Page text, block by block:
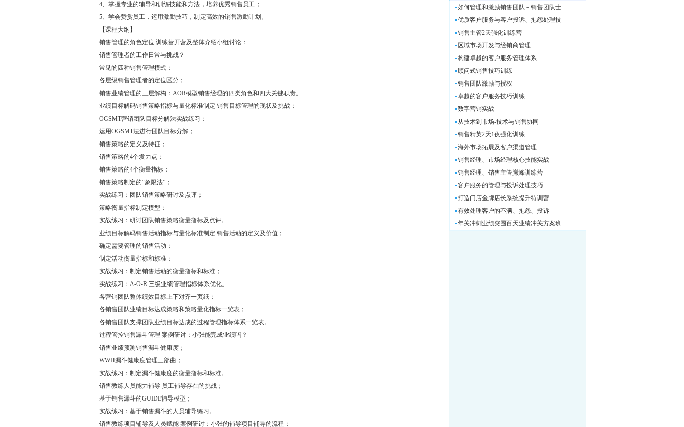
4、掌握专业的辅导和训练技能和方法，培养优秀销售员工；
5、学会赞赏员工，运用激励技巧，制定高效的销售激励计划。
【课程大纲】
销售管理的角色定位 训练营开营及整体介绍小组讨论：
销售管理者的工作日常与挑战？
常见的四种销售管理模式；
各层级销售管理者的定位区分；
销售业绩管理的三层解构：AOR模型销售经理的四类角色和四大关键职责。
业绩目标解码销售策略指标与量化标准制定 销售目标管理的现状及挑战；
OGSMT营销团队目标分解法实战练习：
运用OGSMT法进行团队目标分解；
销售策略的定义及特征；
销售策略的4个发力点；
销售策略的4个衡量指标；
销售策略制定的“象限法”；
实战练习：团队销售策略研讨及点评；
策略衡量指标制定模型；
实战练习：研讨团队销售策略衡量指标及点评。
业绩目标解码销售活动指标与量化标准制定 销售活动的定义及价值；
确定需要管理的销售活动；
制定活动衡量指标和标准；
实战练习：制定销售活动的衡量指标和标准；
实战练习：A-O-R 三级业绩管理指标体系优化。
各营销团队整体绩效目标上下对齐一页纸；
各销售团队业绩目标达成策略和策略量化指标一览表；
各销售团队支撑团队业绩目标达成的过程管理指标体系一览表。
过程管控销售漏斗管理 案例研讨：小张能完成业绩吗？
销售业绩预测销售漏斗健康度；
WWH漏斗健康度管理三部曲；
实战练习：制定漏斗健康度的衡量指标和标准。
销售教练人员能力辅导 员工辅导存在的挑战；
基于销售漏斗的GUIDE辅导模型；
实战练习：基于销售漏斗的人员辅导练习。
销售教练项目辅导及人员赋能 案例研讨：小张的辅导项目辅导的流程；
如何管理和激励销售团队－销售团队士
优质客户服务与客户投诉、抱怨处理技
销售主管2天强化训练营
区域市场开发与经销商管理
构建卓越的客户服务管理体系
顾问式销售技巧训练
销售团队激励与授权
卓越的客户服务技巧训练
数字营销实战
从技术到市场-技术与销售协同
销售精英2天1夜强化训练
海外市场拓展及客户渠道管理
销售经理、市场经理核心技能实战
销售经理、销售主管巅峰训练营
客户服务的管理与投诉处理技巧
打造门店金牌店长系统提升特训营
有效处理客户的不满、抱怨、投诉
年关冲刺业绩突围百天业绩冲关方案班